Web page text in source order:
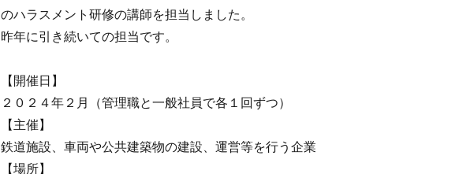
のハラスメント研修の講師を担当しました。
昨年に引き続いての担当です。
【開催日】
２０２４年２月（管理職と一般社員で各１回ずつ）
【主催】
鉄道施設、車両や公共建築物の建設、運営等を行う企業
【場所】